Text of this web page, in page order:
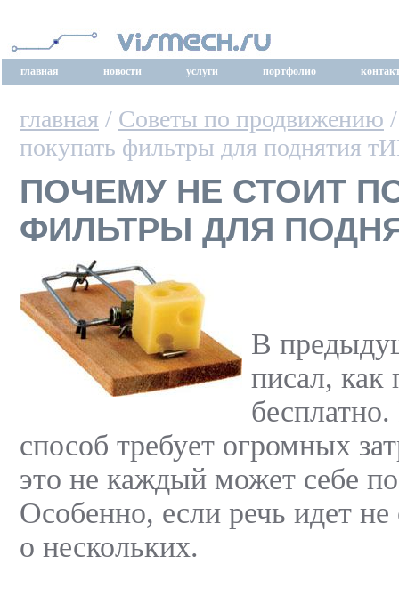
главная новости услуги портфолио
главная / Советы по продвижению
покупать фильтры для поднятия
ПОЧЕМУ НЕ СТОИТ
ФИЛЬТРЫ ДЛЯ
В
писал,
способ требует огромных
это не каждый может себе
Особенно, если речь идет
о нескольких.